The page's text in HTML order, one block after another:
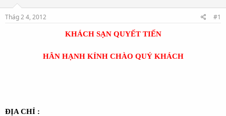
s
t
e
Thág 2 4, 2012 #1
KHÁCH SẠN QUYẾT TIẾN
HÂN HẠNH KÍNH CHÀO QUÝ KHÁCH
ĐỊA CHỈ :